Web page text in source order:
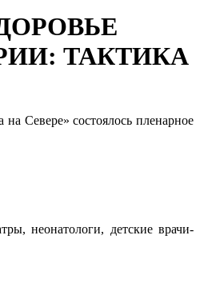
ТАКТИКА
Севере» состоялось пленарное
неонатологи, детские врачи-